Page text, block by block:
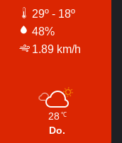
29º - 18º
48%
1.89 km/h
28 ℃
Do.